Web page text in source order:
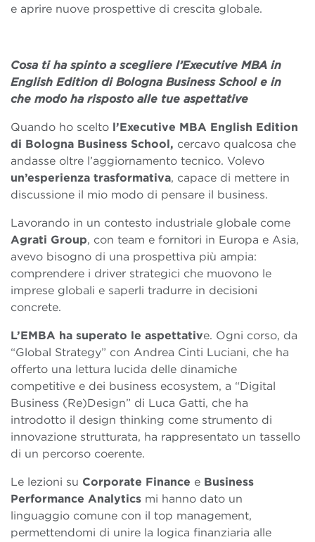
e aprire nuove prospettive di crescita globale.
Cosa ti ha spinto a scegliere l’Executive MBA in
English Edition di Bologna Business School e in
che modo ha risposto alle tue aspettative
Quando ho scelto l’Executive MBA English Edition
di Bologna Business School, cercavo qualcosa che
andasse oltre l’aggiornamento tecnico. Volevo
un’esperienza trasformativa, capace di mettere in
discussione il mio modo di pensare il business.
Lavorando in un contesto industriale globale come
Agrati Group, con team e fornitori in Europa e Asia,
avevo bisogno di una prospettiva più ampia:
comprendere i driver strategici che muovono le
imprese globali e saperli tradurre in decisioni
concrete.
L’EMBA ha superato le aspettative. Ogni corso, da
“Global Strategy” con Andrea Cinti Luciani, che ha
offerto una lettura lucida delle dinamiche
competitive e dei business ecosystem, a “Digital
Business (Re)Design” di Luca Gatti, che ha
introdotto il design thinking come strumento di
innovazione strutturata, ha rappresentato un tassello
di un percorso coerente.
Le lezioni su Corporate Finance e Business
Performance Analytics mi hanno dato un
linguaggio comune con il top management,
permettendomi di unire la logica finanziaria alle